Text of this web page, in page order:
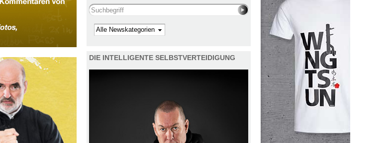
Search this site
Kategorie
DIE INTELLIGENTE SELBSTVERTEIDIGUNG